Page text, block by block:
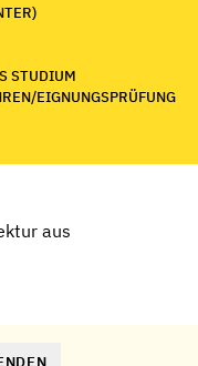
STUDIUM
EIGNUNGSPRÜFUNG
aus